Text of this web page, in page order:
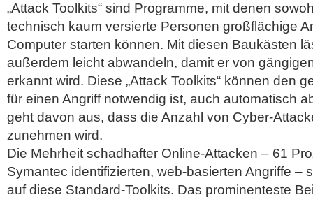
„Attack Toolkits“ sind Programme, mit denen
technisch kaum versierte Personen großflächige
Computer starten können. Mit diesen Baukästen
außerdem leicht abwandeln, damit er von
erkannt wird. Diese „Attack Toolkits“ können den
für einen Angriff notwendig ist, auch automatisch
geht davon aus, dass die Anzahl von Cyber-
zunehmen wird.
Die Mehrheit schadhafter Online-Attacken – 61
Symantec identifizierten, web-basierten Angriffe –
auf diese Standard-Toolkits. Das prominenteste